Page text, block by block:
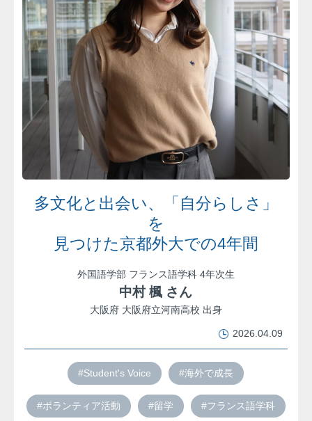
多文化と出会い、「自分らしさ」
を
見つけた京都外大での4年間
外国語学部 フランス語学科 4年次生
中村 楓 さん
大阪府 大阪府立河南高校 出身
2026.04.09
#Student's Voice #海外で成長
#ボランティア活動 #留学 #フランス語学科